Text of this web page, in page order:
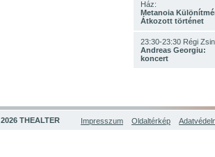
Ház:
Metanoia
Átkozott történet
23:30-23:30 Régi
Andreas Georgiu:
koncert
2026 THEALTER Impresszum Oldaltérkép